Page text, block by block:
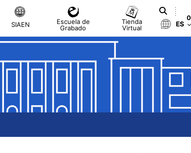
SIAEN
Escuela de
Grabado
Tienda
Virtual
ES